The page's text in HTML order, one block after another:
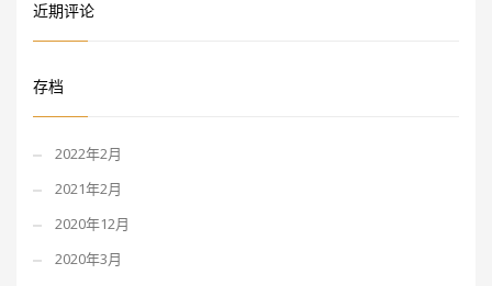
近期评论
存档
2022年2月
2021年2月
2020年12月
2020年3月